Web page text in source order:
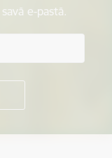
e-pastā.